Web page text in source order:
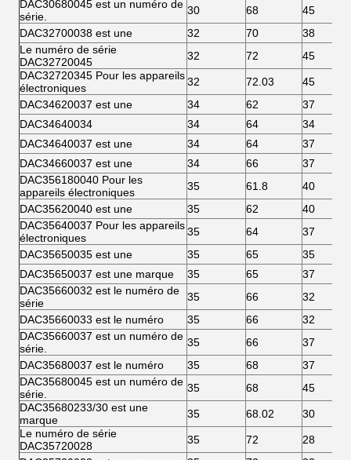
DAC30680045 est un numéro de
série.
30 68
45
DAC32700038 est une
32 70
38
Le numéro de série
DAC32720045
32 72
45
DAC32720345 Pour les appareils
électroniques
32 72.03
45
DAC34620037 est une
34 62
37
DAC34640034
34 64
34
DAC34640037 est une
34 64
37
DAC34660037 est une
34 66
37
DAC356180040 Pour les
appareils électroniques
35 61.8
40
DAC35620040 est une
35 62
40
DAC35640037 Pour les appareils
électroniques
35 64
37
DAC35650035 est une
35 65
35
DAC35650037 est une marque
35 65
37
DAC35660032 est le numéro de
série
35 66
32
DAC35660033 est le numéro
35 66
32
DAC35660037 est un numéro de
série.
35 66
37
DAC35680037 est le numéro
35 68
37
DAC35680045 est un numéro de
série.
35 68
45
DAC35680233/30 est une
marque
35 68.02
30
Le numéro de série
DAC35720028
35 72
28